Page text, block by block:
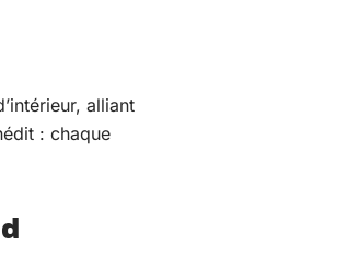
alliant
: chaque